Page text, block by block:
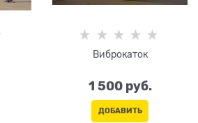
Виброкаток
1 500 руб.
ДОБАВИТЬ